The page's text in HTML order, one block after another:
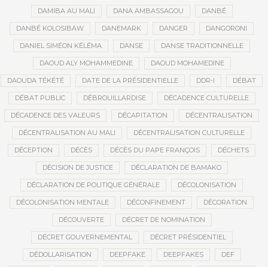
DAMIBA AU MALI DANA AMBASSAGOU DANBÉ
DANBÉ KOLOSIBAW DANEMARK DANGER DANGORONI
DANIEL SIMÉON KÉLÉMA DANSE DANSE TRADITIONNELLE
DAOUD ALY MOHAMMEDINE DAOUD MOHAMEDINE
DAOUDA TÉKÉTÉ DATE DE LA PRÉSIDENTIELLE DDR-I DÉBAT
DÉBAT PUBLIC DÉBROUILLARDISE DÉCADENCE CULTURELLE
DÉCADENCE DES VALEURS DÉCAPITATION DÉCENTRALISATION
DÉCENTRALISATION AU MALI DÉCENTRALISATION CULTURELLE
DÉCEPTION DÉCÈS DÉCÈS DU PAPE FRANÇOIS DÉCHETS
DÉCISION DE JUSTICE DÉCLARATION DE BAMAKO
DÉCLARATION DE POLITIQUE GÉNÉRALE DÉCOLONISATION
DÉCOLONISATION MENTALE DÉCONFINEMENT DÉCORATION
DÉCOUVERTE DÉCRET DE NOMINATION
DÉCRET GOUVERNEMENTAL DÉCRET PRÉSIDENTIEL
DÉDOLLARISATION DEEPFAKE DEEPFAKES DEF